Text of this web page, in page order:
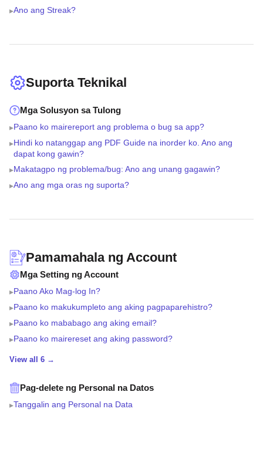
▸Ano ang Streak?
Suporta Teknikal
Mga Solusyon sa Tulong
▸Paano ko mairereport ang problema o bug sa app?
▸Hindi ko natanggap ang PDF Guide na inorder ko. Ano ang
dapat kong gawin?
▸Makatagpo ng problema/bug: Ano ang unang gagawin?
▸Ano ang mga oras ng suporta?
Pamamahala ng Account
Mga Setting ng Account
▸Paano Ako Mag-log In?
▸Paano ko makukumpleto ang aking pagpaparehistro?
▸Paano ko mababago ang aking email?
▸Paano ko mairereset ang aking password?
View all 6 →
Pag-delete ng Personal na Datos
▸Tanggalin ang Personal na Data